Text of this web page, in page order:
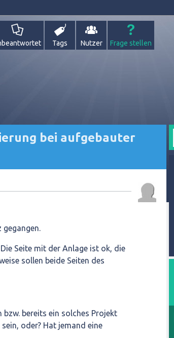
Tags Nutzer Frage stellen
bei aufgebauter
gegangen.
Seite mit der Anlage ist ok, die
sollen beide Seiten des
bereits ein solches Projekt
oder? Hat jemand eine